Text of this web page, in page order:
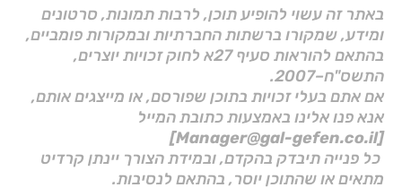
באתר זה עשוי להופיע תוכן, לרבות תמונות, סרטונים
ומידע, שמקורו ברשתות החברתיות ובמקורות פומביים,
בהתאם להוראות סעיף 27א לחוק זכויות יוצרים,
התשס"ח–2007.
אם אתם בעלי זכויות בתוכן שפורסם, או מייצגים אותם,
אנא פנו אלינו באמצעות כתובת המייל
[Manager@gal-gefen.co.il]
כל פנייה תיבדק בהקדם, ובמידת הצורך יינתן קרדיט
מתאים או שהתוכן יוסר, בהתאם לנסיבות.